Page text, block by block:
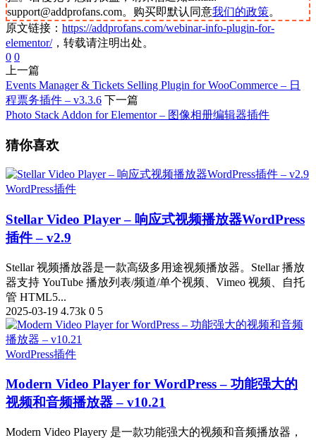
support@addprofans.com。购买即默认同意我们的政策。
原文链接： https://addprofans.com/webinar-info-plugin-for-
elementor/，转载请注明出处。
0 0
上一篇
Events Manager & Tickets Selling Plugin for WooCommerce – 日
程票务插件 – v3.3.6 下一篇
Photo Stack Addon for Elementor – 图像相册编辑器插件
猜你喜欢
WordPress插件
Stellar Video Player – 响应式视频播放器WordPress
插件 – v2.9
Stellar 视频播放器是一款高级多用途视频播放器。Stellar 播放
器支持 YouTube 播放列表/频道/单个视频、Vimeo 视频、自托
管 HTML5...
2025-03-19 4.73k 0 5
WordPress插件
Modern Video Player for WordPress – 功能强大的
视频和音频播放器 – v10.21
Modern Video Playery 是一款功能强大的视频和音频播放器，